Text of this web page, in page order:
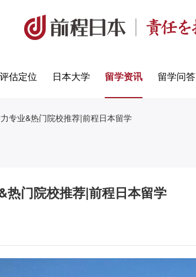
评估定位 日本大学 留学资讯 留学问答
专业&热门院校推荐|前程日本留学
热门院校推荐|前程日本留学